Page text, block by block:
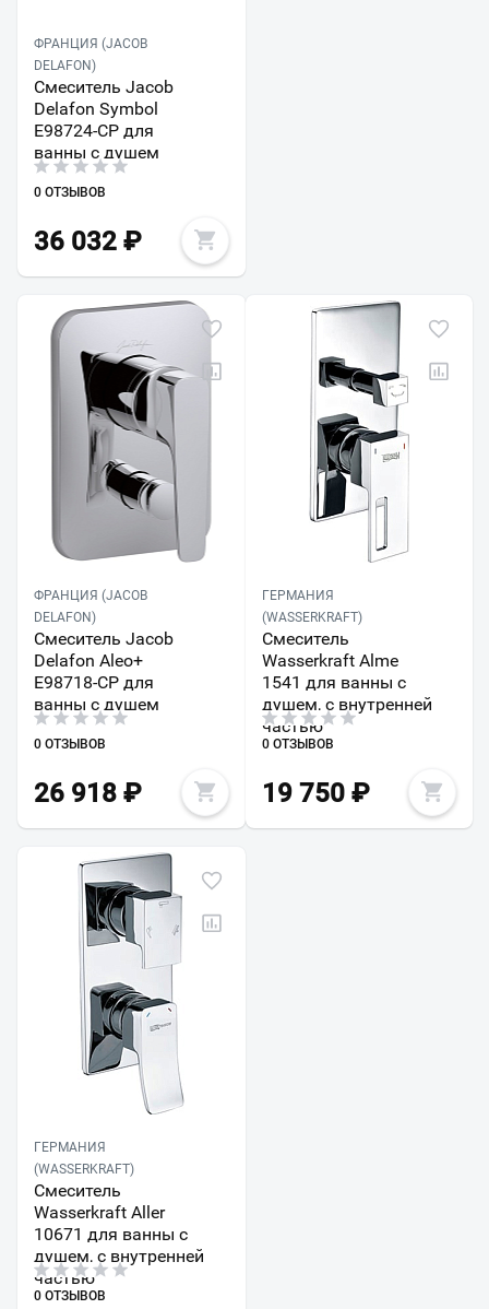
ФРАНЦИЯ (JACOB
DELAFON)
Смеситель Jacob
Delafon Symbol
E98724-CP для
ванны с душем
0 ОТЗЫВОВ
36 032 ₽
ФРАНЦИЯ (JACOB
DELAFON)
Смеситель Jacob
Delafon Aleo+
E98718-CP для
ванны с душем
0 ОТЗЫВОВ
26 918 ₽
ГЕРМАНИЯ
(WASSERKRAFT)
Смеситель
Wasserkraft Alme
1541 для ванны с
душем, с внутренней
частью
0 ОТЗЫВОВ
19 750₽
ГЕРМАНИЯ
(WASSERKRAFT)
Смеситель
Wasserkraft Aller
10671 для ванны с
душем, с внутренней
частью
0 ОТЗЫВОВ